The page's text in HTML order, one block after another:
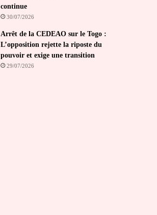
continue
30/07/2026
Arrêt de la CEDEAO sur le Togo :
L’opposition rejette la riposte du
pouvoir et exige une transition
29/07/2026